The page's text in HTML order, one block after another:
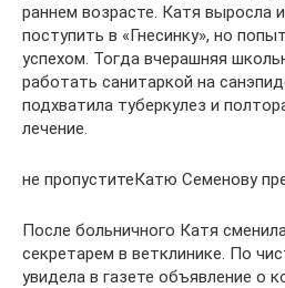
раннем возрасте. Катя выросла
поступить в «Гнесинку», но
успехом. Тогда вчерашняя
работать санитаркой на
подхватила туберкулез и
лечение.
не пропуститеКатю Семенову
После больничного Катя
секретарем в ветклинике. По
увидела в газете объявление о